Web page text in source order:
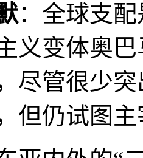
：全球支
义变体奥
尽管很少
但仍试图